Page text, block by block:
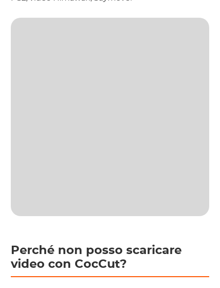
Perché non posso scaricare
video con CocCut?